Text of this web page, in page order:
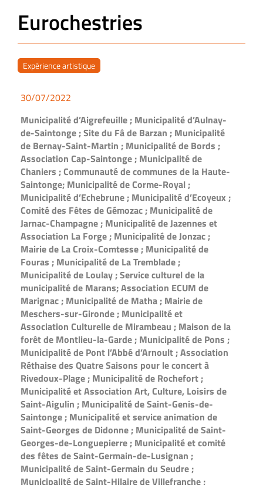
Eurochestries
Expérience artistique
30/07/2022
Municipalité d’Aigrefeuille ; Municipalité d’Aulnay-
de-Saintonge ; Site du Fâ de Barzan ; Municipalité
de Bernay-Saint-Martin ; Municipalité de Bords ;
Association Cap-Saintonge ; Municipalité de
Chaniers ; Communauté de communes de la Haute-
Saintonge; Municipalité de Corme-Royal ;
Municipalité d’Echebrune ; Municipalité d’Ecoyeux ;
Comité des Fêtes de Gémozac ; Municipalité de
Jarnac-Champagne ; Municipalité de Jazennes et
Association La Forge ; Municipalité de Jonzac ;
Mairie de La Croix-Comtesse ; Municipalité de
Fouras ; Municipalité de La Tremblade ;
Municipalité de Loulay ; Service culturel de la
municipalité de Marans; Association ECUM de
Marignac ; Municipalité de Matha ; Mairie de
Meschers-sur-Gironde ; Municipalité et
Association Culturelle de Mirambeau ; Maison de la
forêt de Montlieu-la-Garde ; Municipalité de Pons ;
Municipalité de Pont l’Abbé d’Arnoult ; Association
Réthaise des Quatre Saisons pour le concert à
Rivedoux-Plage ; Municipalité de Rochefort ;
Municipalité et Association Art, Culture, Loisirs de
Saint-Aigulin ; Municipalité de Saint-Genis-de-
Saintonge ; Municipalité et service animation de
Saint-Georges de Didonne ; Municipalité de Saint-
Georges-de-Longuepierre ; Municipalité et comité
des fêtes de Saint-Germain-de-Lusignan ;
Municipalité de Saint-Germain du Seudre ;
Municipalité de Saint-Hilaire de Villefranche ;